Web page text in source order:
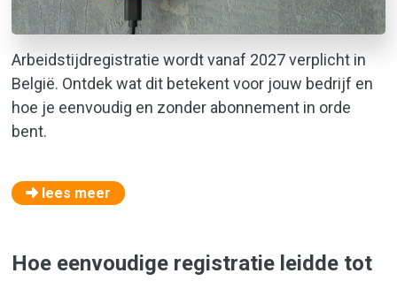
Arbeidstijdregistratie wordt vanaf 2027 verplicht in
België. Ontdek wat dit betekent voor jouw bedrijf en
hoe je eenvoudig en zonder abonnement in orde
bent.
lees meer
​Hoe eenvoudige registratie leidde tot